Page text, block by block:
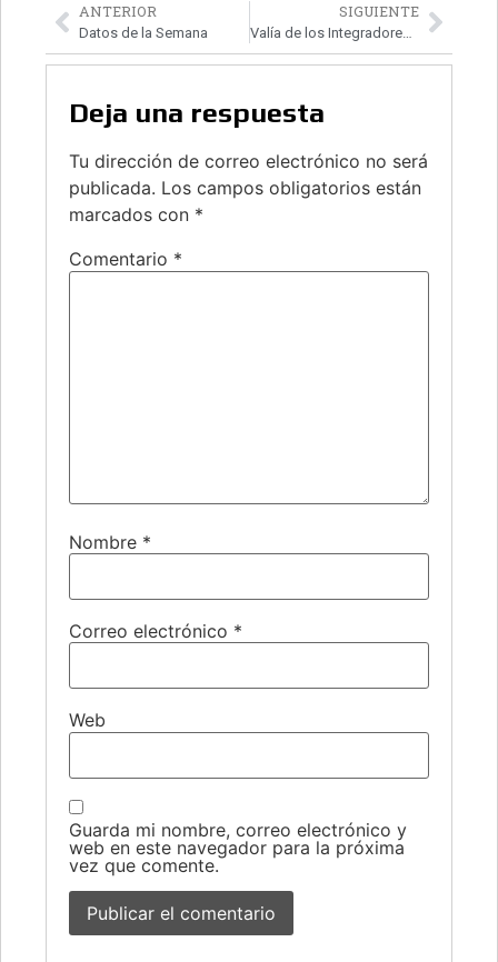
ANTERIOR
Datos de la Semana
SIGUIENTE
Valía de los Integradores en el Perú
Deja una respuesta
Tu dirección de correo electrónico no será
publicada. Los campos obligatorios están
marcados con *
Comentario *
Nombre *
Correo electrónico *
Web
Guarda mi nombre, correo electrónico y
web en este navegador para la próxima
vez que comente.